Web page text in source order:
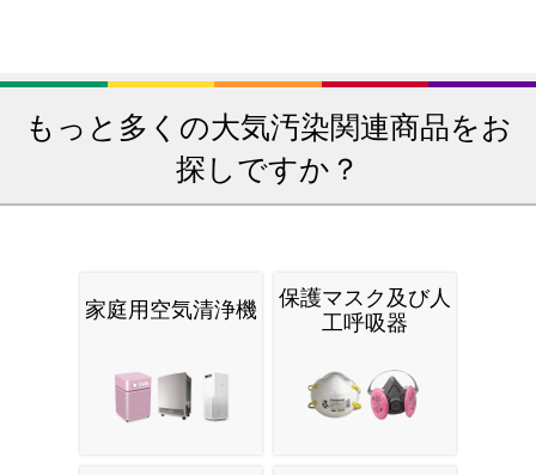
もっと多くの大気汚染関連商品をお
探しですか？
家庭用空気清浄機
保護マスク及び人
工呼吸器